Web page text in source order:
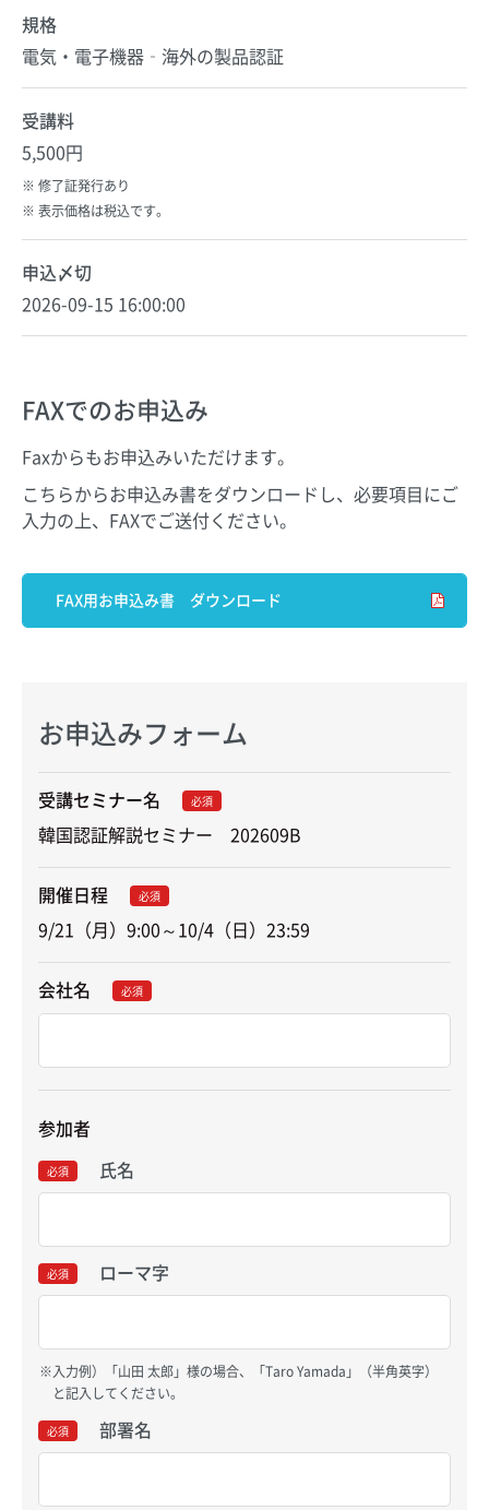
規格
電気・電子機器‐海外の製品認証
受講料
5,500円
修了証発行あり
表示価格は税込です。
申込〆切
2026-09-15 16:00:00
FAXでのお申込み
Faxからもお申込みいただけます。
こちらからお申込み書をダウンロードし、必要項目にご
入力の上、FAXでご送付ください。
FAX用お申込み書 ダウンロード
お申込みフォーム
受講セミナー名 必須
韓国認証解説セミナー　202609B
開催日程 必須
9/21（月）9:00～10/4（日）23:59
会社名 必須
参加者
必須 氏名
必須 ローマ字
入力例）「山田 太郎」様の場合、「Taro Yamada」（半角英字）
と記入してください。
必須 部署名